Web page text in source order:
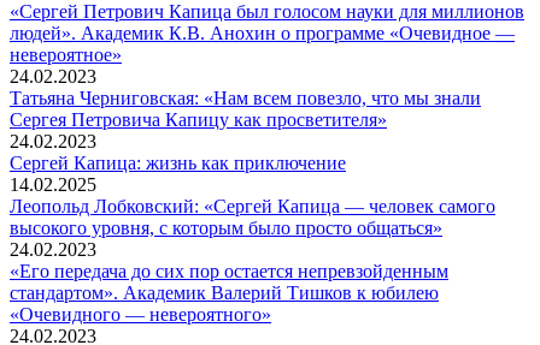
«Сергей Петрович Капица был голосом науки для миллионов
людей». Академик К.В. Анохин о программе «Очевидное —
невероятное»
24.02.2023
Татьяна Черниговская: «Нам всем повезло, что мы знали
Сергея Петровича Капицу как просветителя»
24.02.2023
Сергей Капица: жизнь как приключение
14.02.2025
Леопольд Лобковский: «Сергей Капица — человек самого
высокого уровня, с которым было просто общаться»
24.02.2023
«Его передача до сих пор остается непревзойденным
стандартом». Академик Валерий Тишков к юбилею
«Очевидного — невероятного»
24.02.2023